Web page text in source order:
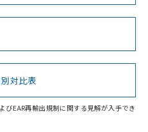
Cd Cr(VI)
No No
の規格認証/適合状況ページへ
のページからご検索ください
対比表
びEAR再輸出規制に関する見解が入手でき